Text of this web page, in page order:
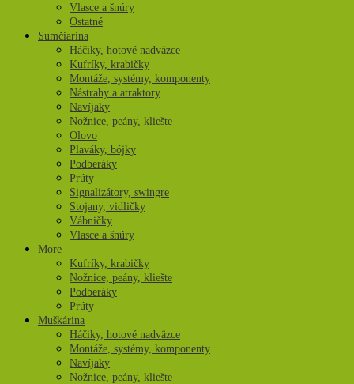
Vlasce a šnúry
Ostatné
Sumčiarina
Háčiky, hotové nadväzce
Kufríky, krabičky
Montáže, systémy, komponenty
Nástrahy a atraktory
Navíjaky
Nožnice, peány, kliešte
Olovo
Plaváky, bójky
Podberáky
Prúty
Signalizátory, swingre
Stojany, vidličky
Vábničky
Vlasce a šnúry
More
Kufríky, krabičky
Nožnice, peány, kliešte
Podberáky
Prúty
Muškárina
Háčiky, hotové nadväzce
Montáže, systémy, komponenty
Navíjaky
Nožnice, peány, kliešte